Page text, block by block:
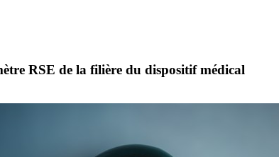
RSE de la filière du dispositif médical